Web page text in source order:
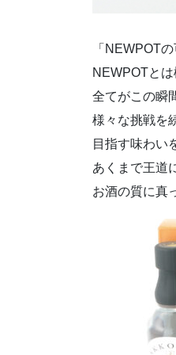
「NEWPOT
NEWPOTと
全てがこの瞬
様々な挑戦を
目指す味わい
あくまで王道
お酒の質に真